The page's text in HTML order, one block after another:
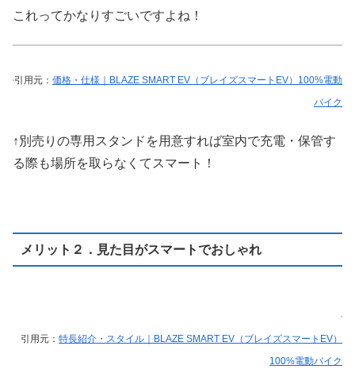
これってかなりすごいですよね！
引用元： 価格・仕様｜BLAZE SMART EV（ブレイズスマートEV）100%電動
バイク
↑別売りの専用スタンドを用意すれば室内で充電・保管す
る際も場所を取らなくてスマート！
メリット２．見た目がスマートでおしゃれ
引用元： 特長紹介・スタイル｜BLAZE SMART EV（ブレイズスマートEV）
100%電動バイク